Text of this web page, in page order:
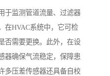
于监测管道流量、过滤器
在HVAC系统中，它可检
否需要更换。此外，在设
器确保气流稳定，保障患
多压差传感器还具备自校